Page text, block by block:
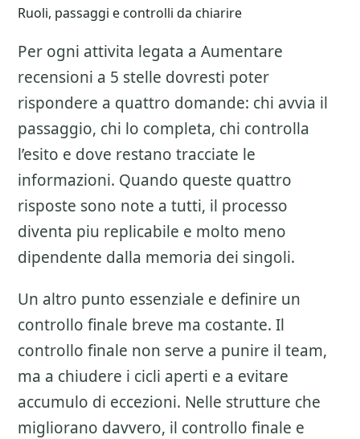
Ruoli, passaggi e controlli da chiarire
Per ogni attivita legata a Aumentare
recensioni a 5 stelle dovresti poter
rispondere a quattro domande: chi avvia il
passaggio, chi lo completa, chi controlla
l’esito e dove restano tracciate le
informazioni. Quando queste quattro
risposte sono note a tutti, il processo
diventa piu replicabile e molto meno
dipendente dalla memoria dei singoli.
Un altro punto essenziale e definire un
controllo finale breve ma costante. Il
controllo finale non serve a punire il team,
ma a chiudere i cicli aperti e a evitare
accumulo di eccezioni. Nelle strutture che
migliorano davvero, il controllo finale e